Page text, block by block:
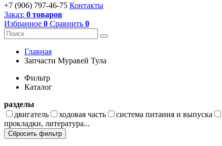
+7 (906) 797-46-75 Контакты
Заказ: 0 товаров
Избранное 0 Сравнить 0
Главная
Запчасти Муравей Тула
Фильтр
Каталог
разделы
двигатель
ходовая часть система питания и выпуска
прокладки, литература...
Сбросить фильтр